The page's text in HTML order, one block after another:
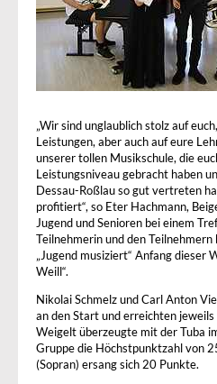
„Wir sind unglaublich stolz auf
Leistungen, aber auch auf eure
unserer tollen Musikschule, die
Leistungsniveau gebracht haben
Dessau-Roßlau so gut vertreten
profitiert“, so Eter Hachmann,
Jugend und Senioren bei einem
Teilnehmerin und den
„Jugend musiziert“ Anfang dieser
Weill“.
Nikolai Schmelz und Carl Anton
an den Start und erreichten
Weigelt überzeugte mit der Tuba
Gruppe die Höchstpunktzahl von
(Sopran) ersang sich 20 Punkte.